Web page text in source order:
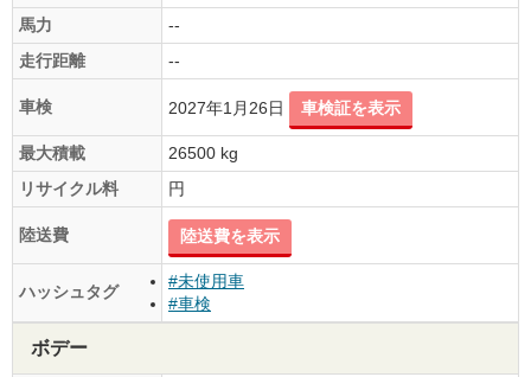
馬力
--
走行距離
--
車検 2027年1月26日 車検証を表示
最大積載
26500 kg
リサイクル料
円
陸送費 陸送費を表示
ハッシュタグ
#未使用車
#車検
ボデー